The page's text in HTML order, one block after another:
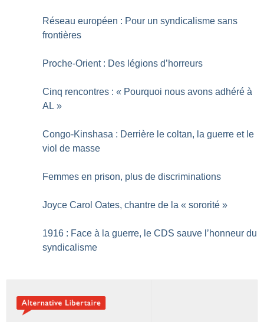
Réseau européen : Pour un syndicalisme sans
frontières
Proche-Orient : Des légions d’horreurs
Cinq rencontres : « Pourquoi nous avons adhéré à
AL »
Congo-Kinshasa : Derrière le coltan, la guerre et le
viol de masse
Femmes en prison, plus de discriminations
Joyce Carol Oates, chantre de la « sororité »
1916 : Face à la guerre, le CDS sauve l’honneur du
syndicalisme